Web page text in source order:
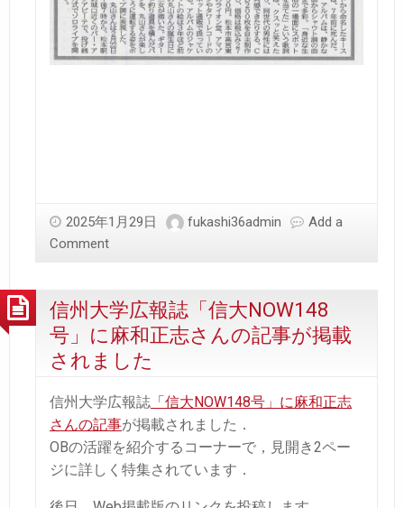
2025年1月29日 fukashi36admin
Add a
Comment
信州大学広報誌「信大NOW148
号」に麻和正志さんの記事が掲載
されました
信州大学広報誌 「信大NOW148号」に麻和正志
さんの記事が掲載されました．
OBの活躍を紹介するコーナーで，見開き2ペー
ジに詳しく特集されています．